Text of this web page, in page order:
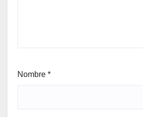
Nombre *